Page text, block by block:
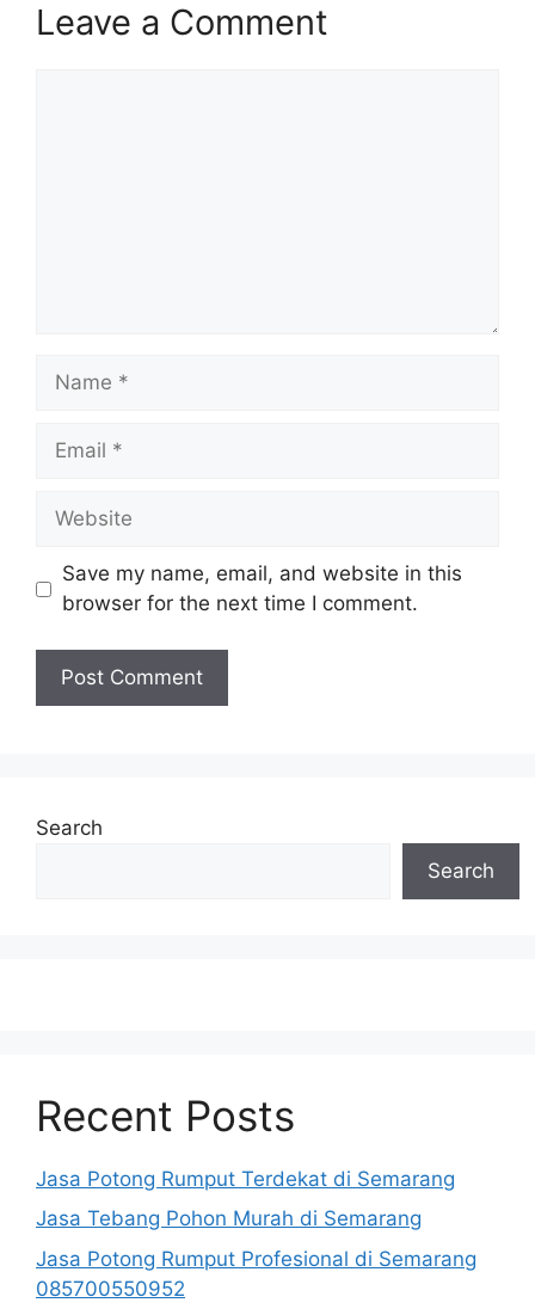
Leave a Comment
Name
Email
Website
Save my name, email, and website in this
browser for the next time I comment.
Search
Search
Recent Posts
Jasa Potong Rumput Terdekat di Semarang
Jasa Tebang Pohon Murah di Semarang
Jasa Potong Rumput Profesional di Semarang
085700550952